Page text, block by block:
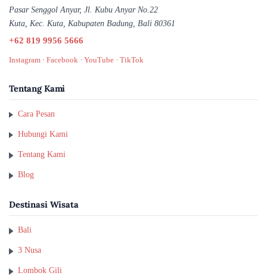
Pasar Senggol Anyar, Jl. Kubu Anyar No.22
Kuta, Kec. Kuta, Kabupaten Badung, Bali 80361
+62 819 9956 5666
Instagram · Facebook · YouTube · TikTok
Tentang Kami
Cara Pesan
Hubungi Kami
Tentang Kami
Blog
Destinasi Wisata
Bali
3 Nusa
Lombok Gili